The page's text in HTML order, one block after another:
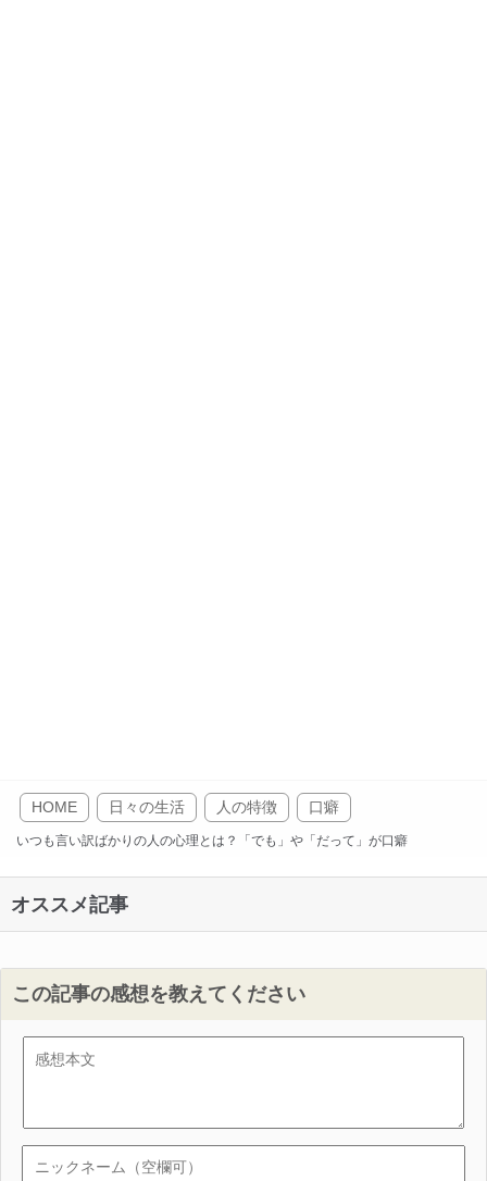
HOME 日々の生活 人の特徴 口癖
いつも言い訳ばかりの人の心理とは？「でも」や「だって」が口癖
オススメ記事
この記事の感想を教えてください